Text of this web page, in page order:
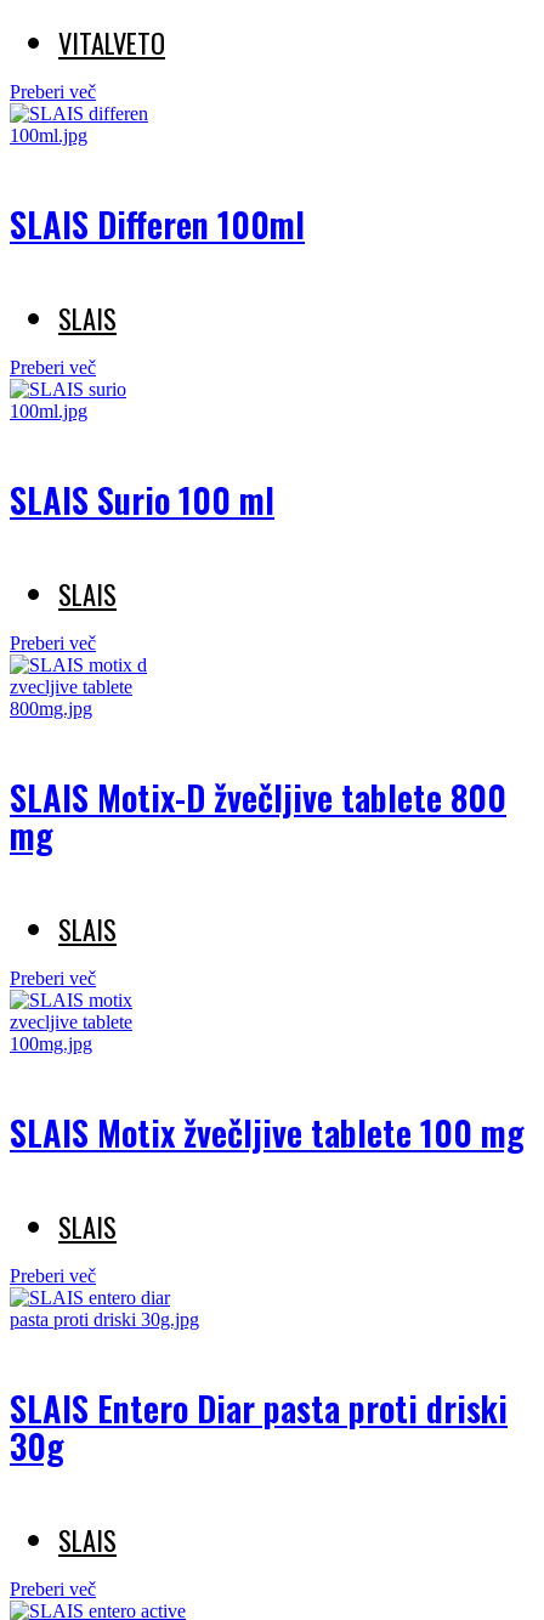
VITALVETO
Preberi več
SLAIS Differen 100ml
SLAIS
Preberi več
SLAIS Surio 100 ml
SLAIS
Preberi več
SLAIS Motix-D žvečljive tablete 800
mg
SLAIS
Preberi več
SLAIS Motix žvečljive tablete 100 mg
SLAIS
Preberi več
SLAIS Entero Diar pasta proti driski
30g
SLAIS
Preberi več